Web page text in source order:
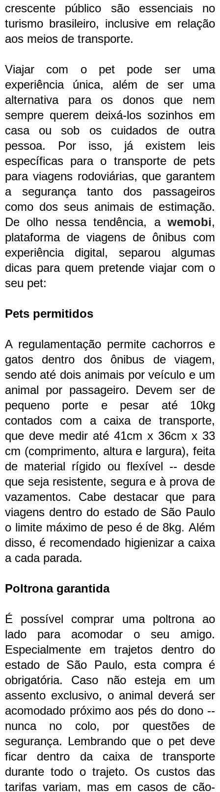
crescente público são essenciais no
turismo brasileiro, inclusive em relação
aos meios de transporte.
Viajar com o pet pode ser uma
experiência única, além de ser uma
alternativa para os donos que nem
sempre querem deixá-los sozinhos em
casa ou sob os cuidados de outra
pessoa. Por isso, já existem leis
específicas para o transporte de pets
para viagens rodoviárias, que garantem
a segurança tanto dos passageiros
como dos seus animais de estimação.
De olho nessa tendência, a wemobi,
plataforma de viagens de ônibus com
experiência digital, separou algumas
dicas para quem pretende viajar com o
seu pet:
Pets permitidos
A regulamentação permite cachorros e
gatos dentro dos ônibus de viagem,
sendo até dois animais por veículo e um
animal por passageiro. Devem ser de
pequeno porte e pesar até 10kg
contados com a caixa de transporte,
que deve medir até 41cm x 36cm x 33
cm (comprimento, altura e largura), feita
de material rígido ou flexível -- desde
que seja resistente, segura e à prova de
vazamentos. Cabe destacar que para
viagens dentro do estado de São Paulo
o limite máximo de peso é de 8kg. Além
disso, é recomendado higienizar a caixa
a cada parada.
Poltrona garantida
É possível comprar uma poltrona ao
lado para acomodar o seu amigo.
Especialmente em trajetos dentro do
estado de São Paulo, esta compra é
obrigatória. Caso não esteja em um
assento exclusivo, o animal deverá ser
acomodado próximo aos pés do dono --
nunca no colo, por questões de
segurança. Lembrando que o pet deve
ficar dentro da caixa de transporte
durante todo o trajeto. Os custos das
tarifas variam, mas em casos de cão-